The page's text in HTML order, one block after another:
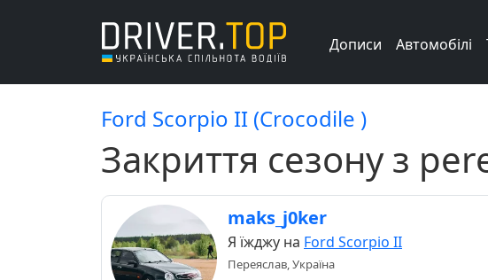
Дописи Автомобілі
Ford Scorpio II (Crocodile )
Закриття сезону з
maks_j0ker
Я їжджу на Ford Scorpio II
Переяслав, Україна